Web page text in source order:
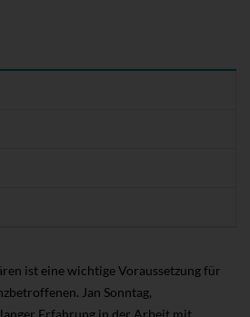
ist eine wichtige Voraussetzung für
Jan Sonntag,
Erfahrung in der Arbeit mit